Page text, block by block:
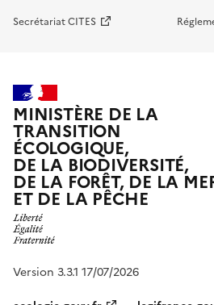
Secrétariat CITES
MINISTÈRE DE LA
TRANSITION
ÉCOLOGIQUE,
DE LA BIODIVERSITÉ,
DE LA FORÊT, DE LA
ET DE LA PÊCHE
Version 3.3.1 17/07/2026